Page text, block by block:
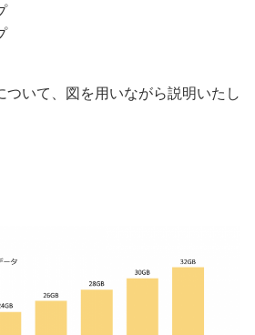
ついて、図を用いながら説明いたし